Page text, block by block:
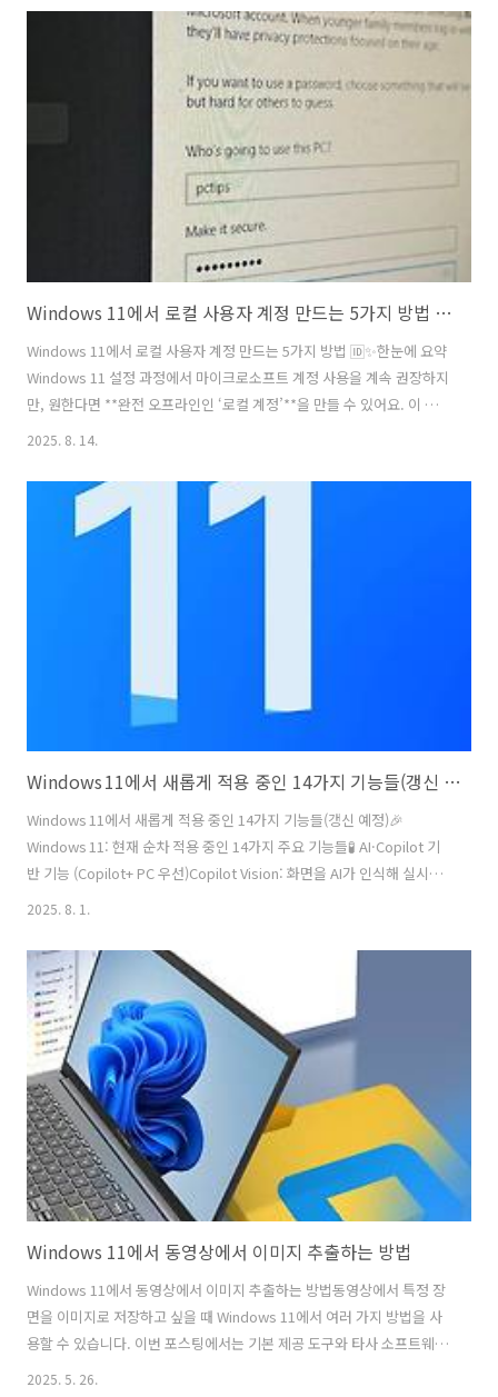
복원할 수 있다고 안내합니다.🛠️ 파일 연결 복구 방법 정리1. 연결된 파
일 형식 확인하기명령 프롬프트 관리자 권한으로 실행 후, 다음 명령어
입력:예시: .url 파일의 연결 확인출력 예시: .url=InternetShortcut이
값을 메모해두세요. 이후 단계에서 필요합니다. assoc .url assoc .파일
Windows 11에서 로컬 사용자 계정 만드는 5가지 방법 🆔✨
Windows 11에서 로컬 사용자 계정 만드는 5가지 방법 🆔✨한눈에 요약
Windows 11 설정 과정에서 마이크로소프트 계정 사용을 계속 권장하지
만, 원한다면 **완전 오프라인인 ‘로컬 계정’**을 만들 수 있어요. 이 방
netplwiz까지 총 5가지 접근방식을 소개해요. 방법별 상세 가이드설정
(Settings) 앱에서 만드는 방법가장 쉽고 직관적인 방법이에
요.Windows + I → Settings 실행Accounts → Other Users 클릭
2025. 8. 14.
Windows 11에서 새롭게 적용 중인 14가지 기능들(갱신 예정)
Windows 11에서 새롭게 적용 중인 14가지 기능들(갱신 예정)🎉
Windows 11: 현재 순차 적용 중인 14가지 주요 기능들🧪 AI·Copilot 기
반 기능 (Copilot+ PC 우선)Copilot Vision: 화면을 AI가 인식해 실시간
으로 분석하고 설명해주는 기능으로, 이미지 수정이나 업무 보조에 활용
읽기, Teams 명령 실행 등 AI 지원 커맨드 확대 Settings에서 자연어 제
어: “마우스 커서가 작아요”처럼 설명하면 적절한 설정 추천, AMD/Intel
기반 Copilot+ PC에 우선 제공 중 Photos 앱 ‘Relight’ 기능: 최대 3개
의 가상 광원을 설정해 사진 조명 ..
2025. 8. 1.
Windows 11에서 동영상에서 이미지 추출하는 방법
Windows 11에서 동영상에서 이미지 추출하는 방법동영상에서 특정 장
면을 이미지로 저장하고 싶을 때 Windows 11에서 여러 가지 방법을 사
용할 수 있습니다. 이번 포스팅에서는 기본 제공 도구와 타사 소프트웨어
2025. 5. 26.